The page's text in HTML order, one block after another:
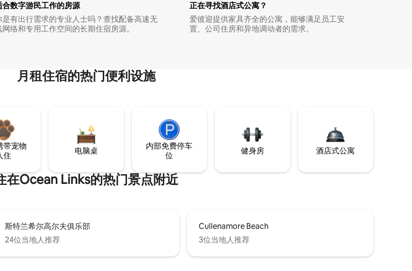
合数字游民工作的房源
是有出行需求的专业人士吗？查找配备高速无
网络和专用工作空间的长期住宿房源。
正在寻找酒店式公寓？
爱彼迎提供家具齐全的公寓，能够满足员工安
置、公司住房和异地调动者的需求。
月租住宿的热门便利设施
带宠物
住
电脑桌
内部免费停车
位
健身房 酒店式公寓
在Ocean Links的热门景点附近
斯特兰希尔高尔夫俱乐部
24位当地人推荐
Cullenamore Beach
3位当地人推荐